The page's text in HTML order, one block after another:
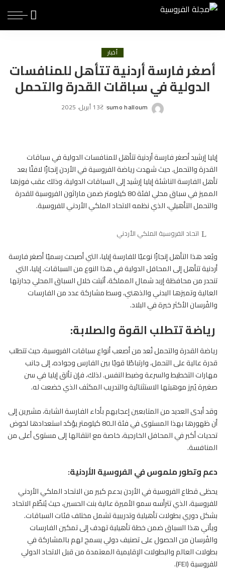
أخبار
أصغر فارسة أردنية تتأهل للمنافسات
الدولية في سباقات القدرة والتحمل
Posted
sumo halloum 13 أبريل، 2025
إيليا إرشيد أصغرفارسةأردنية تتأهل للمنافسات الدولية في سباقات
القدرة والتحمل. حيث شهدت رياضة الفروسية في الأردن إنجازًا لافتًا بعد
تأهل الفارسة الناشئة إيليا إرشيد إلى السباقات الدولية، وذلك عقب فوزها
المميز في سباق محلي لفئة 80 كيلومتر ضمن ماراثون الفروسية للقدرة
والتحمل التأهيلي، الذي نظمه الاتحاد الملكي الأردني للفروسية.
اتحاد الفروسية الملكي الأردني
ويُعد هذا التأهل إنجازًا نوعيًا للفارسة إيليا، التي أصبحت رسميًا أصغر فارسة
أردنية تتأهل إلى المحافل الدولية في هذا النوع من السباقات. إيليا، التي
تنحدر من محافظة إربد شمال المملكة، أثبتت خلال السباق المحلي جدارتها
العالية وتميزها البدني والذهني، وسط مشاركة عدد من الفارسات
والفُرسان الأكثر خبرة في البلاد.
رياضة تتطلب القوة والصلابة:
رياضة القدرة والتحمل تُعد من أصعب أنواع سباقات الفروسية، حيث تتطلب
قدرة عالية على التحمل، وارتباطًا قويًا بينالفارسوجواده، إلى جانب
مهارات التخطيط والسرعة وضبط النفس. لذلك، فإن تألق إيليا في سن
صغيرة يُبرز موهبتها الاستثنائية والتدريب المكثف الذي خضعت له.
وقد أبدى العديد من المتابعين إعجابهم بأداء الفارسة الشابة، مشيرين إلى
أن ظهورها بهذا المستوى في فئة الـ80 كيلومتر يؤكد استعدادها لخوض
تحديات أكبر في المحافل الخارجية، خاصة مع انتقالها إلى مستوى أعلى من
المنافسة.
دعم وتطور ملموس في الفروسية الأردنية:
يحظى قطاع الفروسية في الأردن بدعم كبير من الاتحاد الملكي الأردني
للفروسية، الذي تترأسه سمو الأميرة عالية بنت الحسين، حيث يُنظّم الاتحاد
بشكل دوري بطولات تأهيلية وتدريبية تشمل مختلف فئات السباقات.
ويأتي هذا السباق ضمن خطة تأهيلية تهدف إلى تمكين الفارسات
والفُرسان من الحصول على تصنيف دولي يسمح لهم بالمشاركة في
بطولات العالم والبطولات الإقليمية المعتمدة من قبل الاتحاد الدولي
للفروسية (FEI).